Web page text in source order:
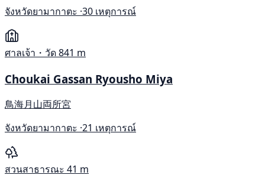
จังหวัดยามากาตะ ·30 เหตุการณ์
ศาลเจ้า・วัด841 m
Choukai Gassan Ryousho Miya
鳥海月山両所宮
จังหวัดยามากาตะ ·21 เหตุการณ์
สวนสาธารณะ 41 m